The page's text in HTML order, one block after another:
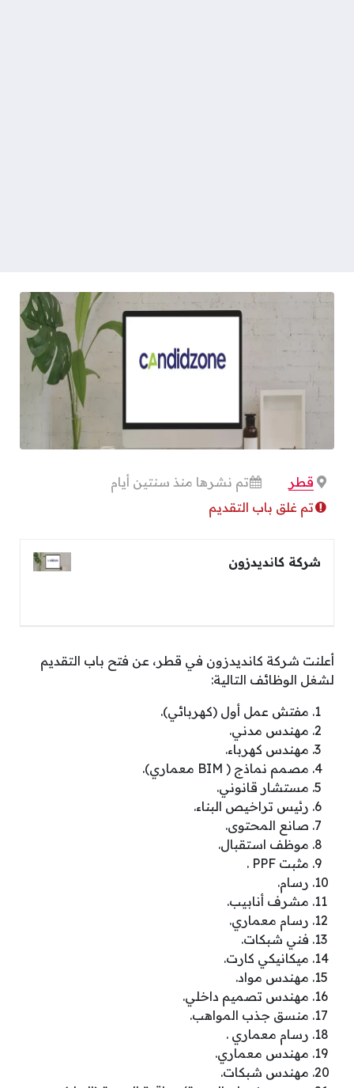
قطر
تم نشرها منذ سنتين أيام
تم غلق باب التقديم
شركة كانديدزون
أعلنت شركة كانديدزون في قطر، عن فتح باب التقديم
لشغل الوظائف التالية:
مفتش عمل أول (كهربائي).
مهندس مدني.
مهندس كهرباء.
مصمم نماذج ( BIM معماري).
مستشار قانوني.
رئيس تراخيص البناء.
صانع المحتوى.
موظف استقبال.
مثبت PPF .
رسام.
مشرف أنابيب.
رسام معماري.
فني شبكات.
ميكانيكي كارت.
مهندس مواد.
مهندس تصميم داخلي.
منسق جذب المواهب.
رسام معماري .
مهندس معماري.
مهندس شبكات.